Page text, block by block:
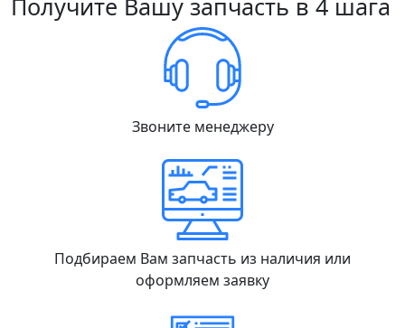
Получите Вашу запчасть в 4 шага
Звоните менеджеру
Подбираем Вам запчасть из наличия или
оформляем заявку